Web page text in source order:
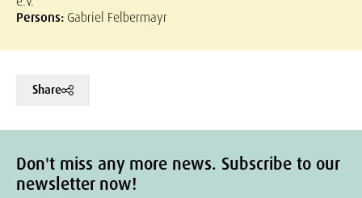
Persons: Gabriel Felbermayr
Share
Don't miss any more news. Subscribe to our
newsletter now!